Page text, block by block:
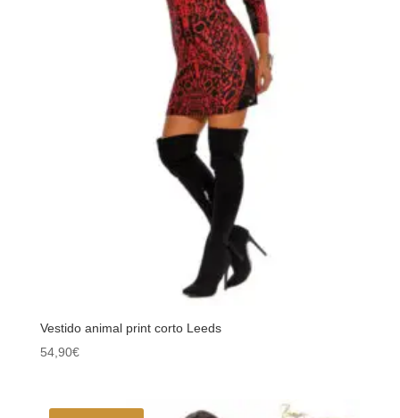
Vestido animal print corto Leeds
54,90€